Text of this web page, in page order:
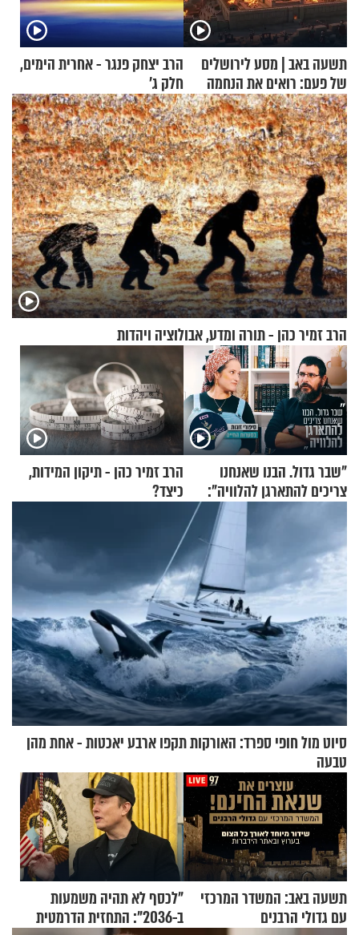
תשעה באב | מסע לירושלים
של פעם: רואים את הנחמה
הרב יצחק פנגר - אחרית הימים,
חלק ג’
הרב זמיר כהן - תורה ומדע, אבולוציה ויהדות
"שבר גדול. הבנו שאנחנו
צריכים להתארגן להלוויה":
זוגיות במבחן, הפעם עם מרים
וגד דנינו
הרב זמיר כהן - תיקון המידות,
כיצד?
סיוט מול חופי ספרד: האורקות תקפו ארבע יאכטות - אחת מהן
טבעה
תשעה באב: המשדר המרכזי
עם גדולי הרבנים
"לכסף לא תהיה משמעות
ב-2036": התחזית הדרמטית